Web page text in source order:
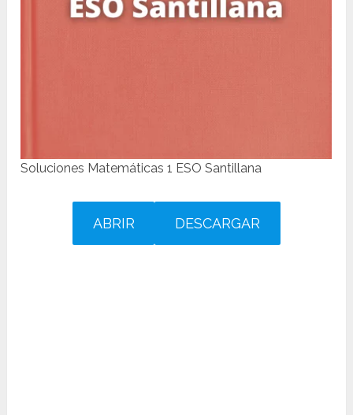
Soluciones Matemáticas 1 ESO Santillana
ABRIR DESCARGAR